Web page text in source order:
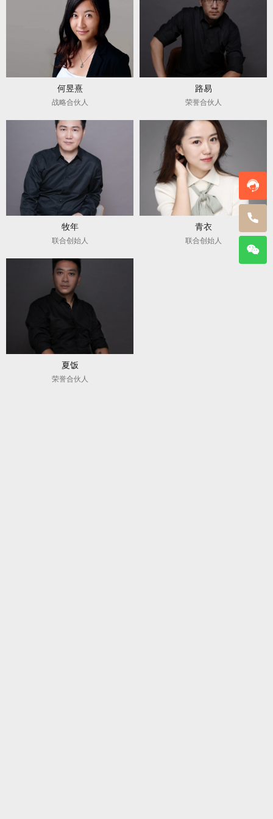
何昱熹
战略合伙人
路易
荣誉合伙人
牧年
联合创始人
青衣
联合创始人
夏饭
荣誉合伙人